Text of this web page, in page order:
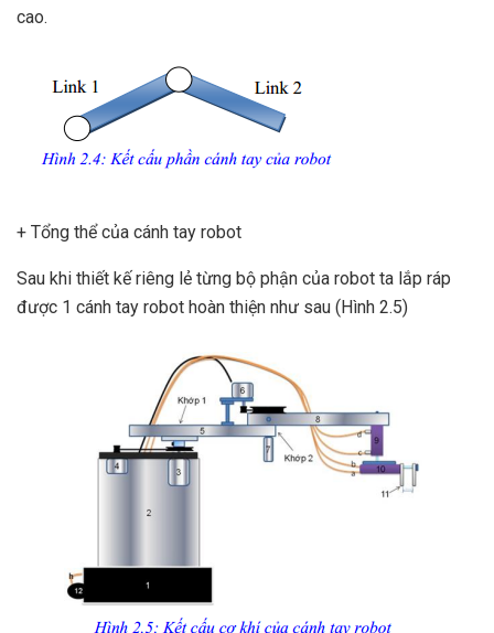
cao.
+ Tổng thể của cánh tay robot
Sau khi thiết kế riêng lẻ từng bộ phận của robot ta lắp ráp
được 1 cánh tay robot hoàn thiện như sau (Hình 2.5)